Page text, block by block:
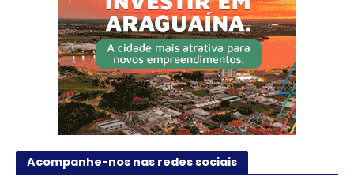
Acompanhe-nos nas redes sociais